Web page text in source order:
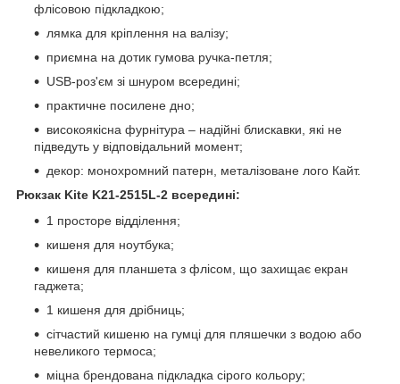
флісовою підкладкою;
лямка для кріплення на валізу;
приємна на дотик гумова ручка-петля;
USB-роз'єм зі шнуром всередині;
практичне посилене дно;
високоякісна фурнітура – надійні блискавки, які не
підведуть у відповідальний момент;
декор: монохромний патерн, металізоване лого Кайт.
Рюкзак Kite K21-2515L-2 всередині:
1 просторе відділення;
кишеня для ноутбука;
кишеня для планшета з флісом, що захищає екран
гаджета;
1 кишеня для дрібниць;
сітчастий кишеню на гумці для пляшечки з водою або
невеликого термоса;
міцна брендована підкладка сірого кольору;